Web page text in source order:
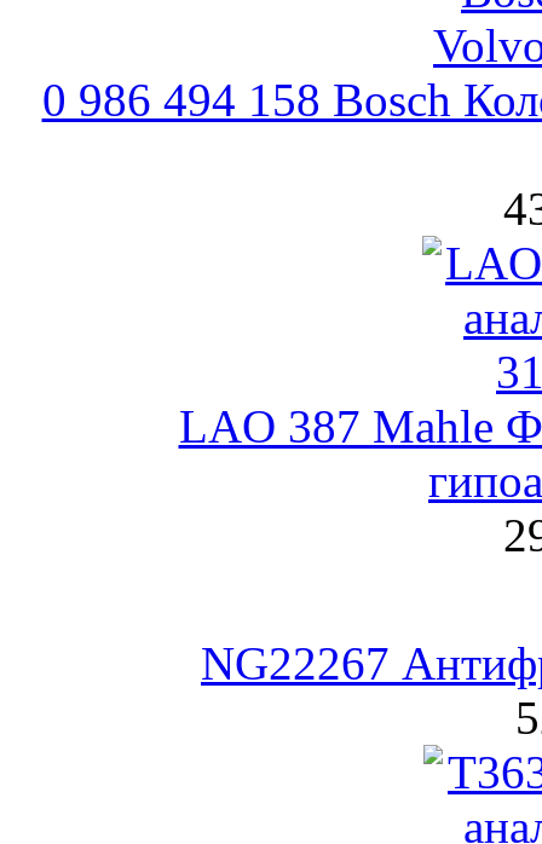
0 986 494 158 Bosch
LAO 387 Mahle
NG22267